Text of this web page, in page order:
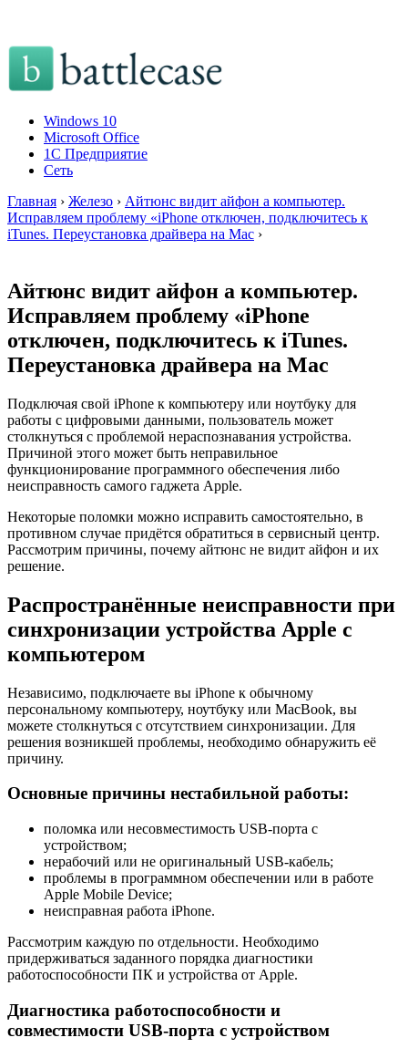
Windows 10
Microsoft Office
1C Предприятие
Сеть
Главная › Железо › Айтюнс видит айфон а компьютер.
Исправляем проблему «iPhone отключен, подключитесь к
iTunes. Переустановка драйвера на Mac ›
Айтюнс видит айфон а компьютер.
Исправляем проблему «iPhone
отключен, подключитесь к iTunes.
Переустановка драйвера на Mac
Подключая свой iPhone к компьютеру или ноутбуку для
работы с цифровыми данными, пользователь может
столкнуться с проблемой нераспознавания устройства.
Причиной этого может быть неправильное
функционирование программного обеспечения либо
неисправность самого гаджета Apple.
Некоторые поломки можно исправить самостоятельно, в
противном случае придётся обратиться в сервисный центр.
Рассмотрим причины, почему айтюнс не видит айфон и их
решение.
Распространённые неисправности при
синхронизации устройства Apple с
компьютером
Независимо, подключаете вы iPhone к обычному
персональному компьютеру, ноутбуку или MacBook, вы
можете столкнуться с отсутствием синхронизации. Для
решения возникшей проблемы, необходимо обнаружить её
причину.
Основные причины нестабильной работы:
поломка или несовместимость USB-порта с
устройством;
нерабочий или не оригинальный USB-кабель;
проблемы в программном обеспечении или в работе
Apple Mobile Device;
неисправная работа iPhone.
Рассмотрим каждую по отдельности. Необходимо
придерживаться заданного порядка диагностики
работоспособности ПК и устройства от Apple.
Диагностика работоспособности и
совместимости USB-порта с устройством